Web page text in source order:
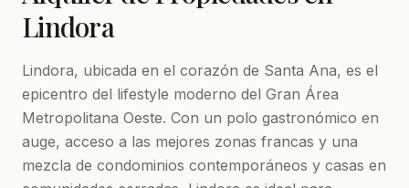
Lindora
Lindora, ubicada en el corazón de Santa Ana, es el
epicentro del lifestyle moderno del Gran Área
Metropolitana Oeste. Con un polo gastronómico en
auge, acceso a las mejores zonas francas y una
mezcla de condominios contemporáneos y casas en